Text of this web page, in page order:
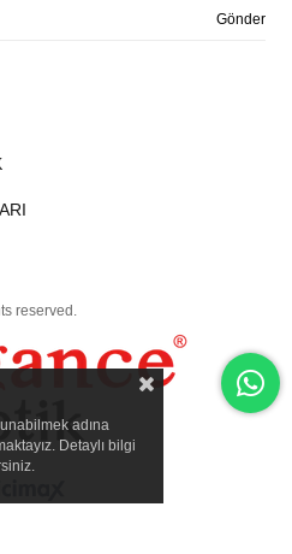
Gönder
reserved.
adına
Detaylı bilgi